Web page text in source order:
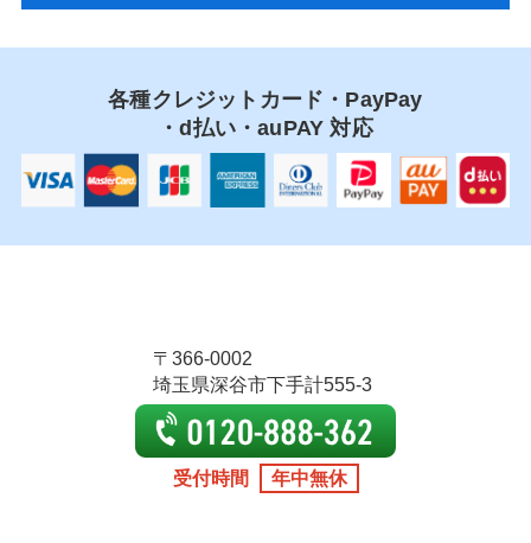
各種クレジットカード・PayPay
・d払い・auPAY 対応
〒366-0002
埼玉県深谷市下手計555-3
受付時間 年中無休